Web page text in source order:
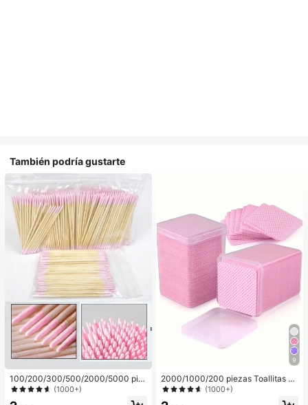
También podría gustarte
100/200/300/500/2000/5000 pie
zas/20 piezas Palitos aplicadores d
e esmalte de uñas de doble extrem
(1000+)
9
2000/1000/200 piezas Toallitas de
limpieza de uñas - Almohadillas pro
fesionales sin pelusa para quitar es
(1000+)